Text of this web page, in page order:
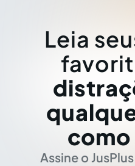
Leia
Assine o